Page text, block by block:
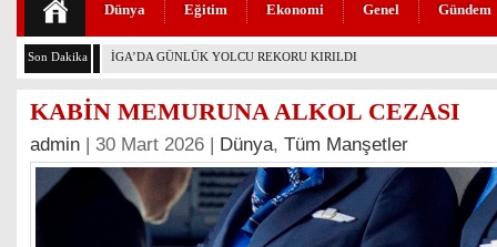
Dünya Eğitim Ekonomi Genel Gündem
Son Dakika İGA’DA 4. PİST İÇİN GERİ SAYIM BAŞLADI
KABİN MEMURUNA ALKOL CEZASI
admin | 30 Mart 2026 | Dünya, Tüm Manşetler